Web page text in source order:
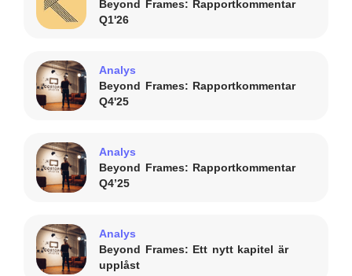
Beyond Frames: Rapportkommentar
Q1'26
Analys
Beyond Frames: Rapportkommentar
Q4'25
Analys
Beyond Frames: Rapportkommentar
Q4’25
Analys
Beyond Frames: Ett nytt kapitel är
upplåst